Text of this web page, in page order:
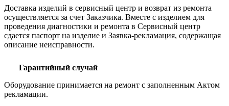
Доставка изделий в сервисный центр и возврат из ремонта
осуществляется за счет Заказчика. Вместе с изделием для
проведения диагностики и ремонта в Сервисный центр
сдается паспорт на изделие и Заявка-рекламация, содержащая
описание неисправности.
Гарантийный случай
Оборудование принимается на ремонт с заполненным Актом
рекламации.